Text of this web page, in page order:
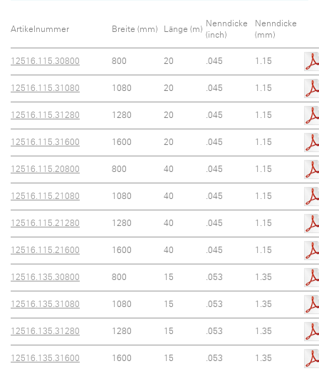
Artikelnummer Breite (mm) Länge (m)
Nenndicke
(inch)
Nenndicke
(mm)
12516.115.30800 800 20 .045 1.15
12516.115.31080 1080 20 .045 1.15
12516.115.31280 1280 20 .045 1.15
12516.115.31600 1600 20 .045 1.15
12516.115.20800 800 40 .045 1.15
12516.115.21080 1080 40 .045 1.15
12516.115.21280 1280 40 .045 1.15
12516.115.21600 1600 40 .045 1.15
12516.135.30800 800 15 .053 1.35
12516.135.31080 1080 15 .053 1.35
12516.135.31280 1280 15 .053 1.35
12516.135.31600 1600 15 .053 1.35